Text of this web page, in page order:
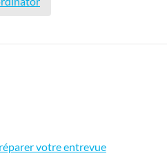
votre entrevue